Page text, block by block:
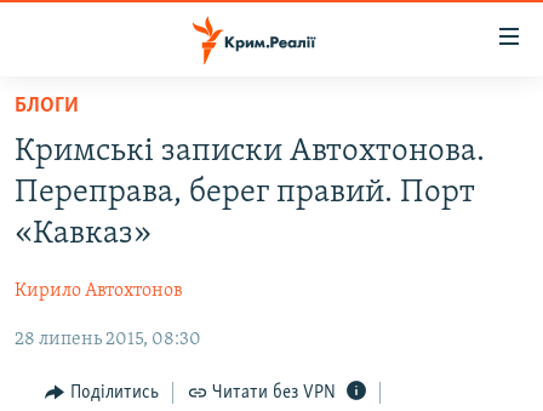
Перейти
основного
матеріалу
Перейти
до
основної
навігації
Перейти
пошуку
ВОДА.КРИМ
ВІДЕО ТА ФОТО
БЛОГИ
ПОГЛЯД
ІНТЕРВ'Ю
БЛОГИ
Кримські записки Автохтонова.
Переправа, берег правий. Порт
«Кавказ»
Кирило Автохтонов
28 липень 2015, 08:30
Поділитись Читати без VPN